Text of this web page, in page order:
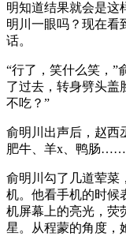
明知道结果就会是这
明川一眼吗？现在看
话。
“行了，笑什么笑，”
了过去，转身劈头盖
不吃？”
俞明川出声后，赵西
肥牛、羊x、鸭肠
俞明川勾了几道荤菜
机。他看手机的时候
机屏幕上的亮光，荧
星。从程蒙的角度，